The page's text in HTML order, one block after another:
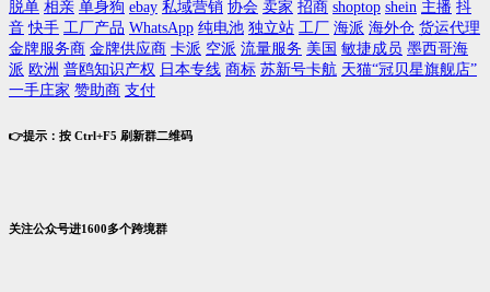
脱单 相亲 单身狗 ebay 私域营销 协会 卖家 招商 shoptop shein 主播 抖
音 快手 工厂产品 WhatsApp 纯电池 独立站 工厂 海派 海外仓 货运代理
金牌服务商 金牌供应商 卡派 空派 流量服务 美国 敏捷成员 墨西哥海
派 欧洲 普鸥知识产权 日本专线 商标 苏新号卡航 天猫“冠贝星旗舰店”
一手庄家 赞助商 支付
👉提示：按 Ctrl+F5 刷新群二维码
关注公众号进1600多个跨境群